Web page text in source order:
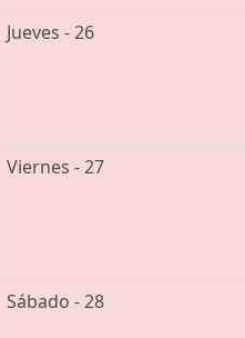
Jueves - 26
Viernes - 27
Sábado - 28